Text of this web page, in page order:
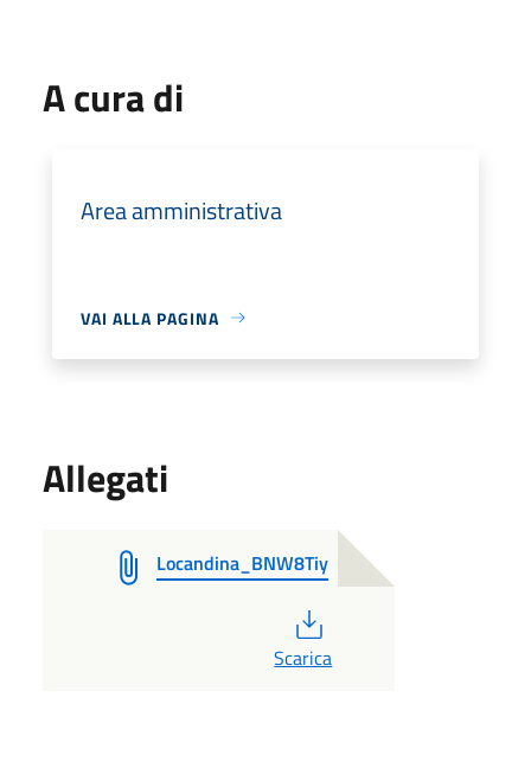
A cura di
Area amministrativa
VAI ALLA PAGINA
Allegati
Locandina_BNW8Tiy
Scarica